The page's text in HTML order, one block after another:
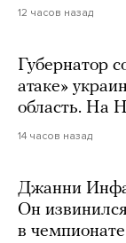
12 часов назад
Губернатор
атаке»
область. На
14 часов назад
Джанни
Он
в